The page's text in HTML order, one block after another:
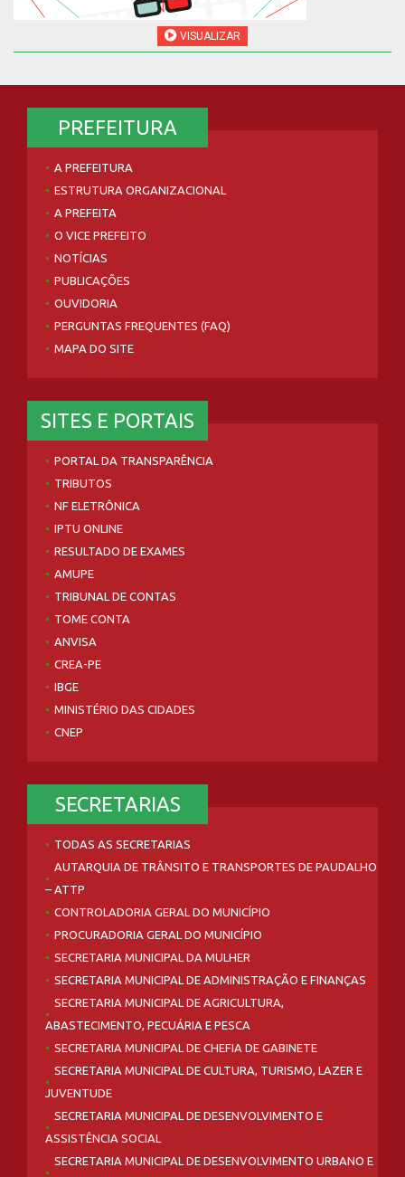
VISUALIZAR
PREFEITURA
A PREFEITURA
ESTRUTURA ORGANIZACIONAL
A PREFEITA
O VICE PREFEITO
NOTÍCIAS
PUBLICAÇÕES
OUVIDORIA
PERGUNTAS FREQUENTES (FAQ)
MAPA DO SITE
SITES E PORTAIS
PORTAL DA TRANSPARÊNCIA
TRIBUTOS
NF ELETRÔNICA
IPTU ONLINE
RESULTADO DE EXAMES
AMUPE
TRIBUNAL DE CONTAS
TOME CONTA
ANVISA
CREA-PE
IBGE
MINISTÉRIO DAS CIDADES
CNEP
SECRETARIAS
TODAS AS SECRETARIAS
AUTARQUIA DE TRÂNSITO E TRANSPORTES DE PAUDALHO
– ATTP
CONTROLADORIA GERAL DO MUNICÍPIO
PROCURADORIA GERAL DO MUNICÍPIO
SECRETARIA MUNICIPAL DA MULHER
SECRETARIA MUNICIPAL DE ADMINISTRAÇÃO E FINANÇAS
SECRETARIA MUNICIPAL DE AGRICULTURA,
ABASTECIMENTO, PECUÁRIA E PESCA
SECRETARIA MUNICIPAL DE CHEFIA DE GABINETE
SECRETARIA MUNICIPAL DE CULTURA, TURISMO, LAZER E
JUVENTUDE
SECRETARIA MUNICIPAL DE DESENVOLVIMENTO E
ASSISTÊNCIA SOCIAL
SECRETARIA MUNICIPAL DE DESENVOLVIMENTO URBANO E